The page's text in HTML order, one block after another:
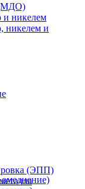
(МДО)
и никелем
никелем и
(ЭПП)